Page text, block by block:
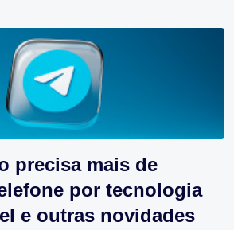
precisa mais de
por tecnologia
e outras novidades